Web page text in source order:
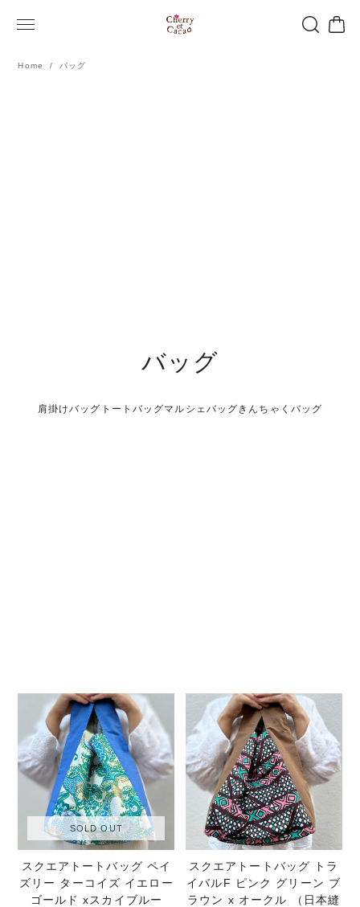
Home バッグ
バッグ
肩掛けバッグ トートバッグマルシェバッグ きんちゃくバッグ
SOLD OUT
スクエアトートバッグ ペイ
ズリー ターコイズ イエロー
ゴールド xスカイブルー
スクエアトートバッグ トラ
イバルF ピンク グリーン ブ
ラウン x オークル （日本縫